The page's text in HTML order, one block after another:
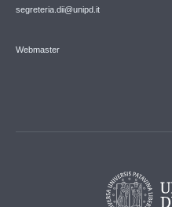
segreteria.dii@unipd.it
Webmaster